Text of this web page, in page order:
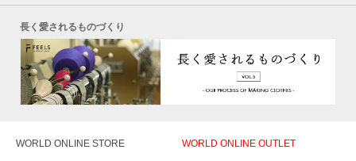
長く愛されるものづくり
WORLD ONLINE STORE WORLD ONLINE OUTLET